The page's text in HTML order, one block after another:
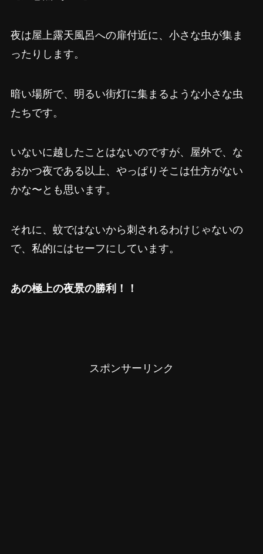
夜は屋上露天風呂への扉付近に、小さな虫が集ま
ったりします。
暗い場所で、明るい街灯に集まるような小さな虫
たちです。
いないに越したことはないのですが、屋外で、な
おかつ夜である以上、やっぱりそこは仕方がない
かな〜とも思います。
それに、蚊ではないから刺されるわけじゃないの
で、私的にはセーフにしています。
あの極上の夜景の勝利！！
スポンサーリンク